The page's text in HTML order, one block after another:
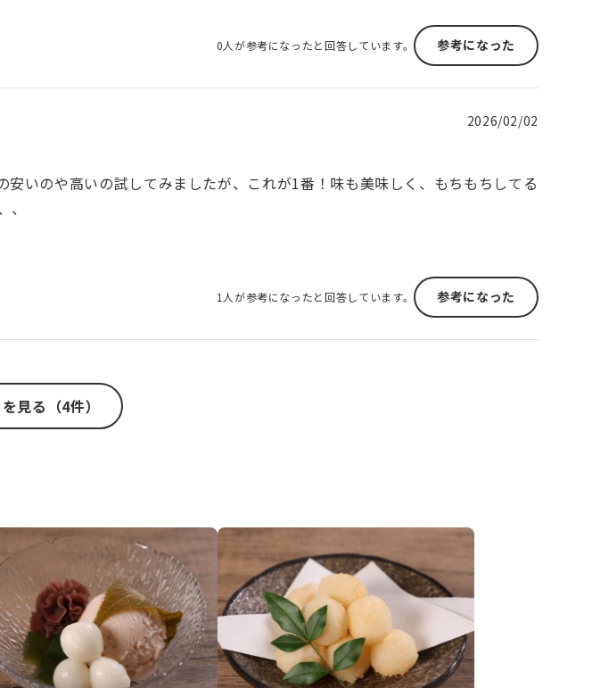
0人が参考になったと回答しています。 参考になった
2026/02/02
安いのや高いの試してみましたが、これが1番！味も美味しく、もちもちしてる
1人が参考になったと回答しています。 参考になった
見る（4件）